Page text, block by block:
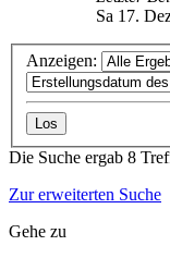
Sa 17.
Anzeigen:
Die Suche ergab 8
Zur erweiterten Suche
Gehe zu